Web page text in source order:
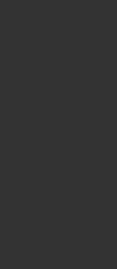
a rendelkezésre álló
használt,
is tette. Az
függetlenül, mint
ugyan
Drámai változást azok
olvasástanítási
a